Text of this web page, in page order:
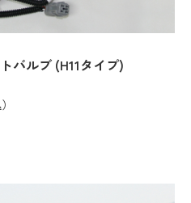
バルブ (H11タイプ)